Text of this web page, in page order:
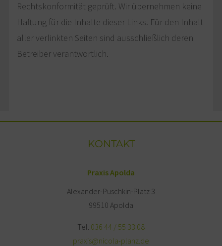
Rechtskonformität geprüft. Wir übernehmen keine
Haftung für die Inhalte dieser Links. Für den Inhalt
aller verlinkten Seiten sind ausschließlich deren
Betreiber verantwortlich.
KONTAKT
Praxis Apolda
Alexander-Puschkin-Platz 3
99510 Apolda
Tel. 036 44 / 55 33 08
praxis@nicola-planz.de